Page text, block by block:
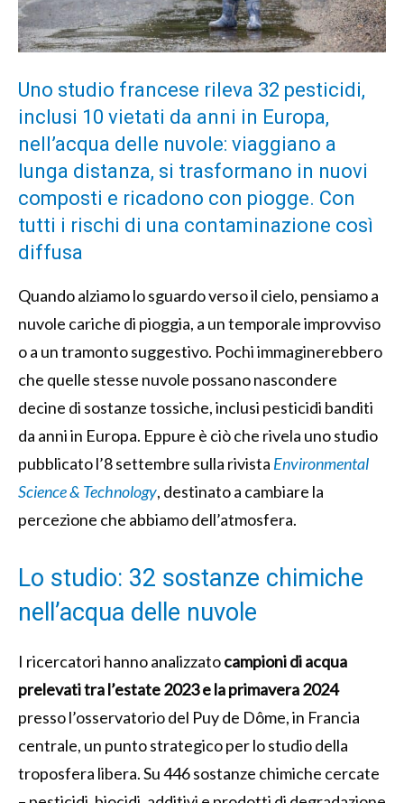
Uno studio francese rileva 32 pesticidi,
inclusi 10 vietati da anni in Europa,
nell’acqua delle nuvole: viaggiano a
lunga distanza, si trasformano in nuovi
composti e ricadono con piogge. Con
tutti i rischi di una contaminazione così
diffusa
Quando alziamo lo sguardo verso il cielo, pensiamo a
nuvole cariche di pioggia, a un temporale improvviso
o a un tramonto suggestivo. Pochi immaginerebbero
che quelle stesse nuvole possano nascondere
decine di sostanze tossiche, inclusi pesticidi banditi
da anni in Europa. Eppure è ciò che rivela uno studio
pubblicato l’8 settembre sulla rivista Environmental
Science & Technology, destinato a cambiare la
percezione che abbiamo dell’atmosfera.
Lo studio: 32 sostanze chimiche
nell’acqua delle nuvole
I ricercatori hanno analizzatocampioni di acqua
prelevati tra l’estate 2023 e la primavera 2024
presso l’osservatorio del Puy de Dôme, in Francia
centrale, un punto strategico per lo studio della
troposfera libera. Su 446 sostanze chimiche cercate